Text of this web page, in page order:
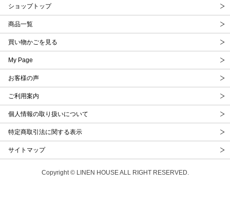
ショップトップ
商品一覧
買い物かごを見る
My Page
お客様の声
ご利用案内
個人情報の取り扱いについて
特定商取引法に関する表示
サイトマップ
Copyright © LINEN HOUSE ALL RIGHT RESERVED.